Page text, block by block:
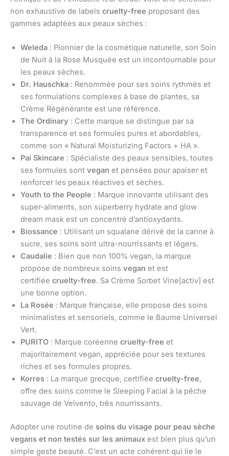
non exhaustive de labels cruelty-free proposant des
gammes adaptées aux peaux sèches :
Weleda : Pionnier de la cosmétique naturelle, son Soin
de Nuit à la Rose Musquée est un incontournable pour
les peaux sèches.
Dr. Hauschka : Renommée pour ses soins rythmés et
ses formulations complexes à base de plantes, sa
Crème Régénérante est une référence.
The Ordinary : Cette marque se distingue par sa
transparence et ses formules pures et abordables,
comme son « Natural Moisturizing Factors + HA ».
Pai Skincare : Spécialiste des peaux sensibles, toutes
ses formules sont vegan et pensées pour apaiser et
renforcer les peaux réactives et sèches.
Youth to the People : Marque innovante utilisant des
super-aliments, son superberry hydrate and glow
dream mask est un concentré d’antioxydants.
Biossance : Utilisant un squalane dérivé de la canne à
sucre, ses soins sont ultra-nourrissants et légers.
Caudalie : Bien que non 100% vegan, la marque
propose de nombreux soins vegan et est
certifiée cruelty-free. Sa Crème Sorbet Vine[activ] est
une bonne option.
La Rosée : Marque française, elle propose des soins
minimalistes et sensoriels, comme le Baume Universel
Vert.
PURITO : Marque coréenne cruelty-free et
majoritairement vegan, appréciée pour ses textures
riches et ses formules propres.
Korres : La marque grecque, certifiée cruelty-free,
offre des soins comme le Sleeping Facial à la pêche
sauvage de Velvento, très nourrissants.
Adopter une routine de soins du visage pour peau sèche
vegans et non testés sur les animaux est bien plus qu’un
simple geste beauté. C’est un acte cohérent qui lie le